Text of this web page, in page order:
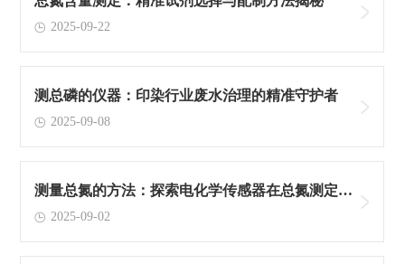
2025-09-22
测总磷的仪器：印染行业废水治理的精准守护者
2025-09-08
测量总氮的方法：探索电化学传感器在总氮测定中
的创新应用
2025-09-02